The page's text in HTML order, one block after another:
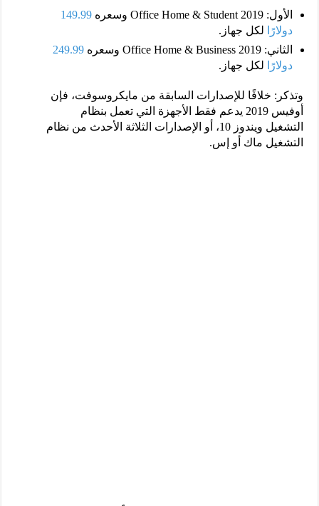
الأول: Office Home & Student 2019 وسعره
149.99
دولارًا
لكل جهاز.
الثاني: Office Home & Business 2019 وسعره
249.99
دولارًا
لكل جهاز.
وتذكر: خلافًا للإصدارات السابقة من مايكروسوفت، فإن
أوفيس 2019 يدعم فقط الأجهزة التي تعمل بنظام
التشغيل ويندوز 10، أو الإصدارات الثلاثة الأحدث من نظام
التشغيل ماك أو إس.